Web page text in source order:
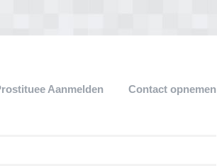
Aanmelden Contact opnemen